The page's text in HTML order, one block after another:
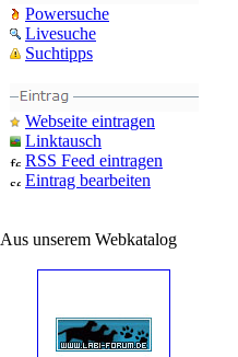
Powersuche
Livesuche
Suchtipps
Webseite eintragen
Linktausch
RSS Feed eintragen
Eintrag bearbeiten
Aus unserem Webkatalog